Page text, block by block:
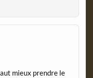
mieux prendre le